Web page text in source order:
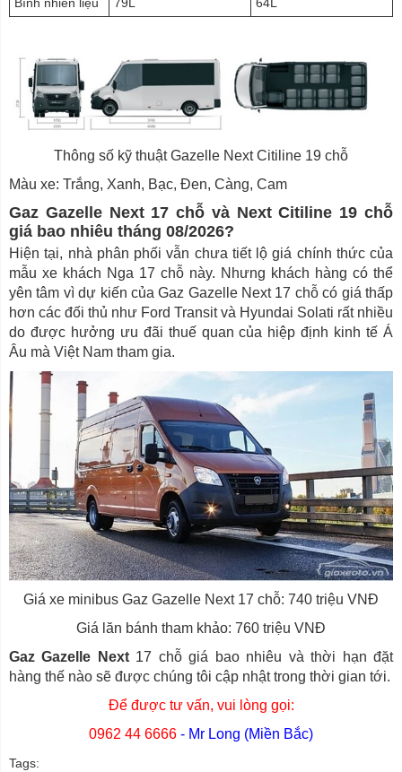
Thông số kỹ thuật Gazelle Next Citiline 19 chỗ
Màu xe: Trắng, Xanh, Bạc, Đen, Càng, Cam
Gaz Gazelle Next 17 chỗ và Next Citiline 19 chỗ
giá bao nhiêu tháng 08/2026?
Hiện tại, nhà phân phối vẫn chưa tiết lộ giá chính thức của
mẫu xe khách Nga 17 chỗ này. Nhưng khách hàng có thể
yên tâm vì dự kiến của Gaz Gazelle Next 17 chỗ có giá thấp
hơn các đối thủ như Ford Transit và Hyundai Solati rất nhiều
do được hưởng ưu đãi thuế quan của hiệp định kinh tế Á
Âu mà Việt Nam tham gia.
Giá xe minibus Gaz Gazelle Next 17 chỗ: 740 triệu VNĐ
Giá lăn bánh tham khảo: 760 triệu VNĐ
Gaz Gazelle Next17 chỗ giá bao nhiêu và thời hạn đặt
hàng thế nào sẽ được chúng tôi cập nhật trong thời gian tới.
Để được tư vấn, vui lòng gọi:
0962 44 6666 - Mr Long (Miền Bắc)
Tags: